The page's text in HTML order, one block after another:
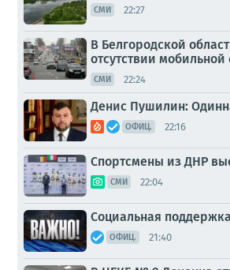
СМИ 22:27
В Белгородской
отсутствии
СМИ 22:24
Денис Пушилин:
ОФИЦ. 22:16
Спортсмены из ДНР
СМИ 22:04
Социальная
ОФИЦ. 21:40